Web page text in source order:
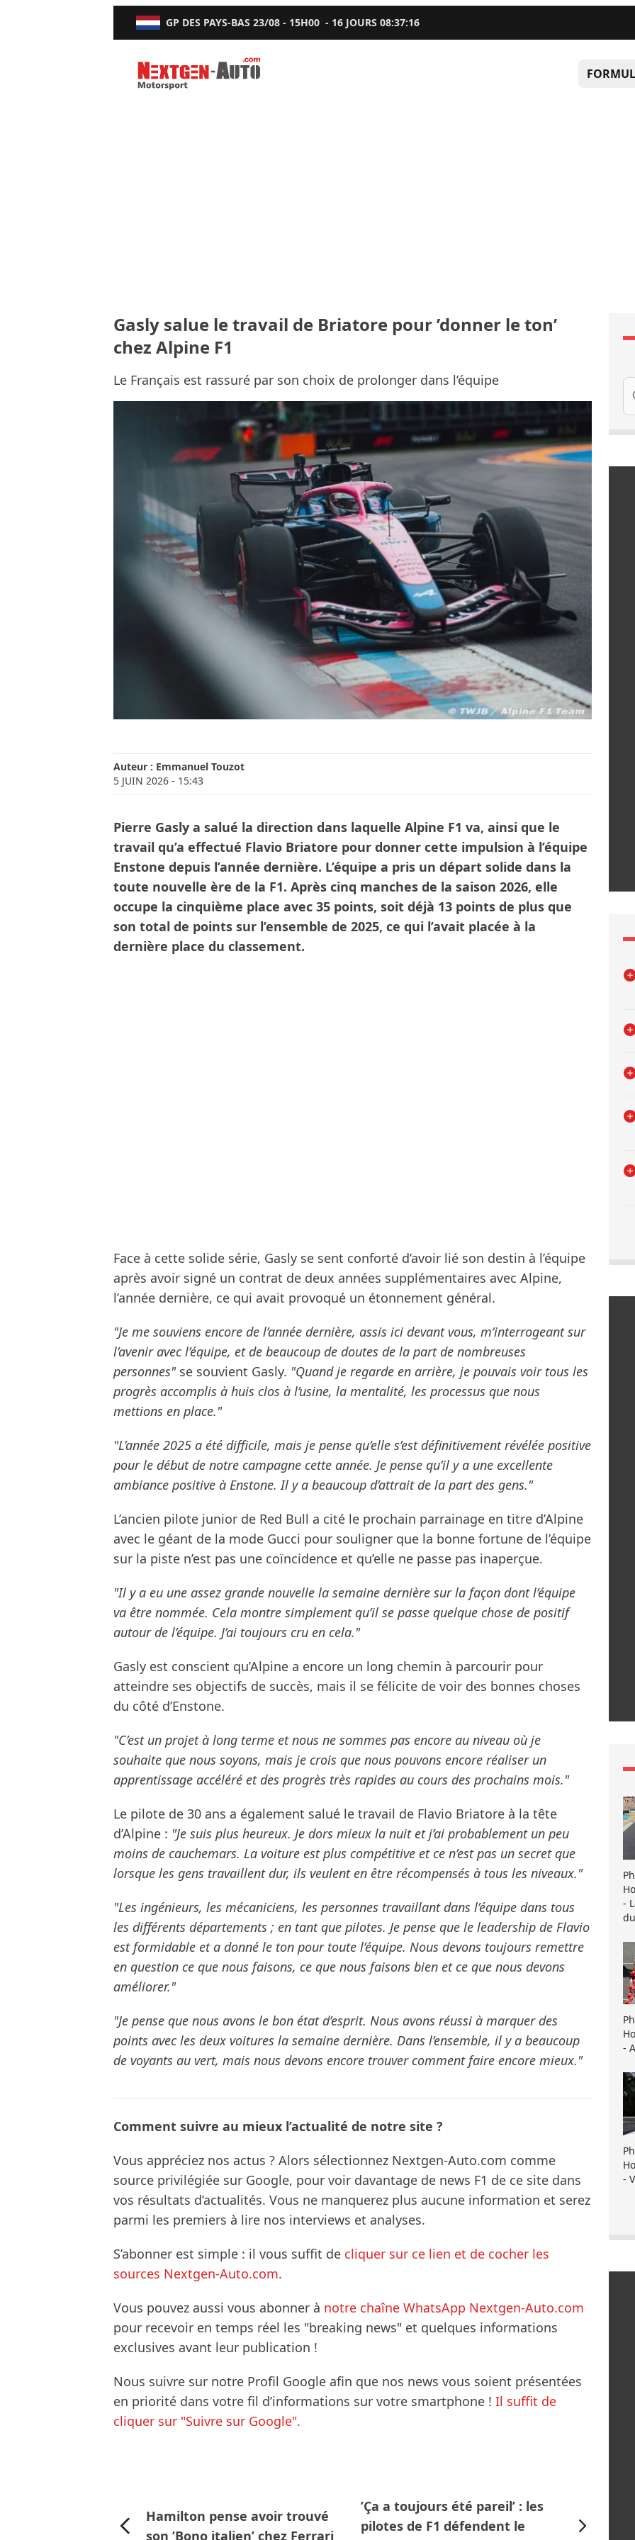
GP DES PAYS-BAS 23/08 - 15H00 - 16 JOURS08:37:15
Nextgen-Auto.com
Gasly salue le travail de Briatore pour ’donner le ton’
chez Alpine F1
Le Français est rassuré par son choix de prolonger dans l’équipe
Auteur : Emmanuel Touzot
5 JUIN 2026 - 15:43
Pierre Gasly a salué la direction dans laquelle Alpine F1 va, ainsi que le
travail qu’a effectué Flavio Briatore pour donner cette impulsion à l’équipe
Enstone depuis l’année dernière. L’équipe a pris un départ solide dans la
toute nouvelle ère de la F1. Après cinq manches de la saison 2026, elle
occupe la cinquième place avec 35 points, soit déjà 13 points de plus que
son total de points sur l’ensemble de 2025, ce qui l’avait placée à la
dernière place du classement.
Face à cette solide série, Gasly se sent conforté d’avoir lié son destin à l’équipe
après avoir signé un contrat de deux années supplémentaires avec Alpine,
l’année dernière, ce qui avait provoqué un étonnement général.
"Je me souviens encore de l’année dernière, assis ici devant vous, m’interrogeant sur
l’avenir avec l’équipe, et de beaucoup de doutes de la part de nombreuses
personnes"se souvient Gasly. "Quand je regarde en arrière, je pouvais voir tous les
progrès accomplis à huis clos à l’usine, la mentalité, les processus que nous
mettions en place."
"L’année 2025 a été difficile, mais je pense qu’elle s’est définitivement révélée positive
pour le début de notre campagne cette année. Je pense qu’il y a une excellente
ambiance positive à Enstone. Il y a beaucoup d’attrait de la part des gens."
L’ancien pilote junior de Red Bull a cité le prochain parrainage en titre d’Alpine
avec le géant de la mode Gucci pour souligner que la bonne fortune de l’équipe
sur la piste n’est pas une coïncidence et qu’elle ne passe pas inaperçue.
"Il y a eu une assez grande nouvelle la semaine dernière sur la façon dont l’équipe
va être nommée. Cela montre simplement qu’il se passe quelque chose de positif
autour de l’équipe. J’ai toujours cru en cela."
Gasly est conscient qu’Alpine a encore un long chemin à parcourir pour
atteindre ses objectifs de succès, mais il se félicite de voir des bonnes choses
du côté d’Enstone.
"C’est un projet à long terme et nous ne sommes pas encore au niveau où je
souhaite que nous soyons, mais je crois que nous pouvons encore réaliser un
apprentissage accéléré et des progrès très rapides au cours des prochains mois."
Le pilote de 30 ans a également salué le travail de Flavio Briatore à la tête
d’Alpine : "Je suis plus heureux. Je dors mieux la nuit et j’ai probablement un peu
moins de cauchemars. La voiture est plus compétitive et ce n’est pas un secret que
lorsque les gens travaillent dur, ils veulent en être récompensés à tous les niveaux."
"Les ingénieurs, les mécaniciens, les personnes travaillant dans l’équipe dans tous
les différents départements ; en tant que pilotes. Je pense que le leadership de Flavio
est formidable et a donné le ton pour toute l’équipe. Nous devons toujours remettre
en question ce que nous faisons, ce que nous faisons bien et ce que nous devons
améliorer."
"Je pense que nous avons le bon état d’esprit. Nous avons réussi à marquer des
points avec les deux voitures la semaine dernière. Dans l’ensemble, il y a beaucoup
de voyants au vert, mais nous devons encore trouver comment faire encore mieux."
Comment suivre au mieux l’actualité de notre site ?
Vous appréciez nos actus ? Alors sélectionnez Nextgen-Auto.com comme
source privilégiée sur Google, pour voir davantage de news F1 de ce site dans
vos résultats d’actualités. Vous ne manquerez plus aucune information et serez
parmi les premiers à lire nos interviews et analyses.
S’abonner est simple : il vous suffit de cliquer sur ce lien et de cocher les
sources Nextgen-Auto.com.
Vous pouvez aussi vous abonner à notre chaîne WhatsApp Nextgen-Auto.com
pour recevoir en temps réel les "breaking news" et quelques informations
exclusives avant leur publication !
Nous suivre sur notre Profil Google afin que nos news vous soient présentées
en priorité dans votre fil d’informations sur votre smartphone ! Il suffit de
cliquer sur "Suivre sur Google".
Hamilton pense avoir trouvé
son ’Bono italien’ chez Ferrari
’Ça a toujours été pareil’ : les
pilotes de F1 défendent le
-
-
-